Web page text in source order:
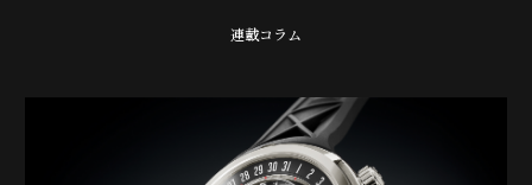
連載コラム